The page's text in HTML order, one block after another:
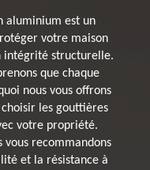
aluminium est un
votre maison
intégrité structurelle.
que chaque
nous vous offrons
les gouttières
votre propriété.
vous recommandons
et la résistance à